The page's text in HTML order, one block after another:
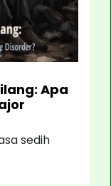
Apa
sedih